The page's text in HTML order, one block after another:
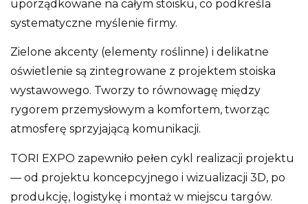
uporządkowane na całym stoisku, co podkreśla
systematyczne myślenie firmy.
Zielone akcenty (elementy roślinne) i delikatne
oświetlenie są zintegrowane z projektem stoiska
wystawowego. Tworzy to równowagę między
rygorem przemysłowym a komfortem, tworząc
atmosferę sprzyjającą komunikacji.
TORI EXPO zapewniło pełen cykl realizacji projektu
— od projektu koncepcyjnego i wizualizacji 3D, po
produkcję, logistykę i montaż w miejscu targów.